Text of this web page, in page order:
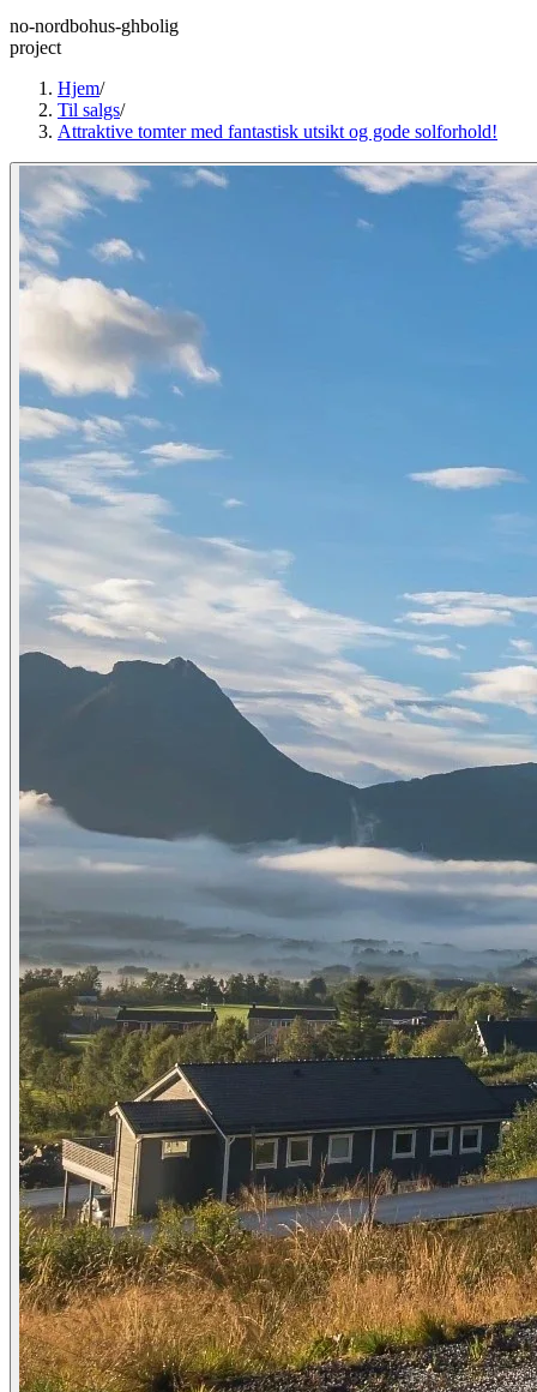
no-nordbohus-ghbolig
project
Hjem/
Til salgs/
Attraktive tomter med fantastisk utsikt og gode solforhold!